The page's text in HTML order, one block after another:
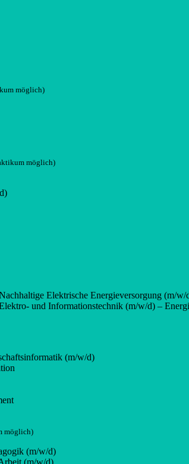
möglich)
möglich)
Elektrische Energieversorgung (m/w/
und Informationstechnik (m/w/d) –
(m/w/d)
möglich)
(m/w/d)